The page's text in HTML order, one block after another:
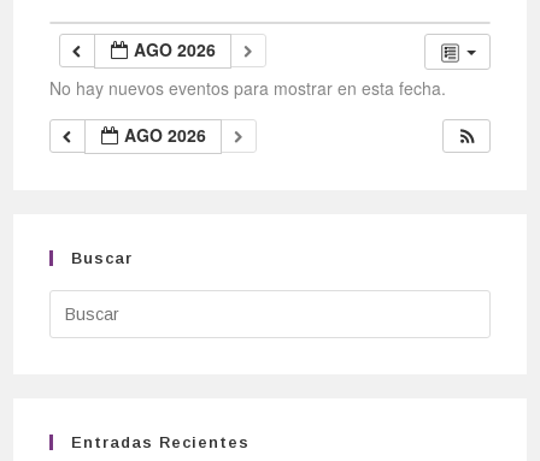
AGO 2026
No hay nuevos eventos para mostrar en esta fecha.
AGO 2026
Buscar
Entradas Recientes